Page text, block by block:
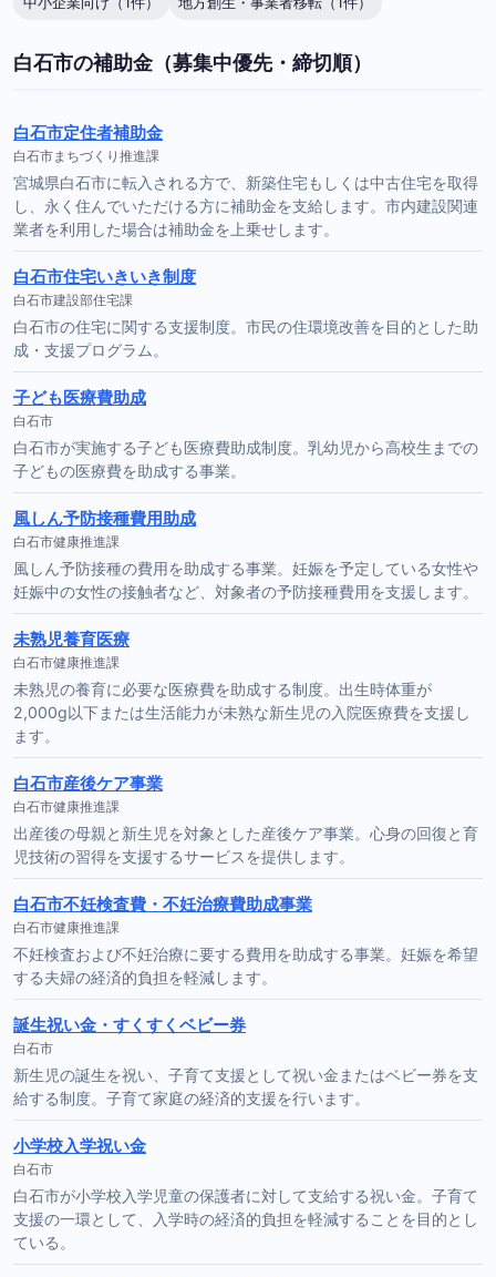
白石市の補助金（募集中優先・締切順）
白石市定住者補助金
白石市まちづくり推進課
宮城県白石市に転入される方で、新築住宅もしくは中古住宅を取得
し、永く住んでいただける方に補助金を支給します。市内建設関連
業者を利用した場合は補助金を上乗せします。
白石市住宅いきいき制度
白石市建設部住宅課
白石市の住宅に関する支援制度。市民の住環境改善を目的とした助
成・支援プログラム。
子ども医療費助成
白石市
白石市が実施する子ども医療費助成制度。乳幼児から高校生までの
子どもの医療費を助成する事業。
風しん予防接種費用助成
白石市健康推進課
風しん予防接種の費用を助成する事業。妊娠を予定している女性や
妊娠中の女性の接触者など、対象者の予防接種費用を支援します。
未熟児養育医療
白石市健康推進課
未熟児の養育に必要な医療費を助成する制度。出生時体重が
2,000g以下または生活能力が未熟な新生児の入院医療費を支援し
ます。
白石市産後ケア事業
白石市健康推進課
出産後の母親と新生児を対象とした産後ケア事業。心身の回復と育
児技術の習得を支援するサービスを提供します。
白石市不妊検査費・不妊治療費助成事業
白石市健康推進課
不妊検査および不妊治療に要する費用を助成する事業。妊娠を希望
する夫婦の経済的負担を軽減します。
誕生祝い金・すくすくベビー券
白石市
新生児の誕生を祝い、子育て支援として祝い金またはベビー券を支
給する制度。子育て家庭の経済的支援を行います。
小学校入学祝い金
白石市
白石市が小学校入学児童の保護者に対して支給する祝い金。子育て
支援の一環として、入学時の経済的負担を軽減することを目的とし
ている。